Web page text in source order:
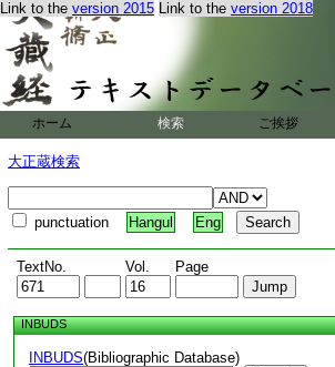
Link to the version 2015 Link to the version 2018
ホーム 検索 ご挨拶
大正蔵検索
punctuation Hangul Eng
TextNo. Vol. Page
INBUDS
INBUDS(Bibliographic Database)